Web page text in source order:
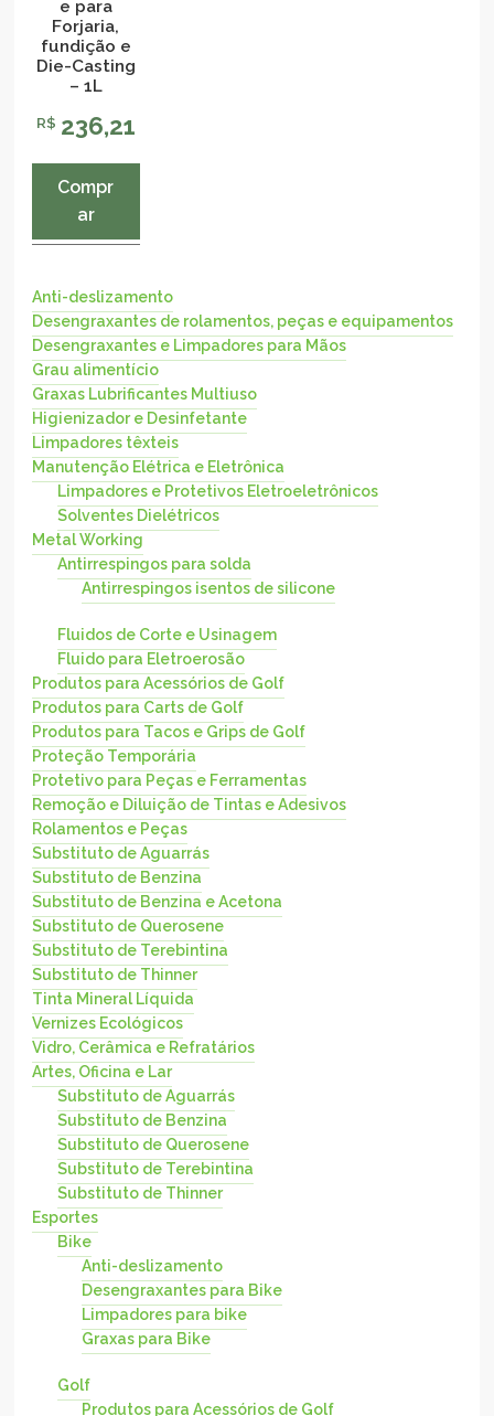
e para
Forjaria,
fundição e
Die-Casting
– 1L
R$ 236,21
Compr
ar
Anti-deslizamento
Desengraxantes de rolamentos, peças e equipamentos
Desengraxantes e Limpadores para Mãos
Grau alimentício
Graxas Lubrificantes Multiuso
Higienizador e Desinfetante
Limpadores têxteis
Manutenção Elétrica e Eletrônica
Limpadores e Protetivos Eletroeletrônicos
Solventes Dielétricos
Metal Working
Antirrespingos para solda
Antirrespingos isentos de silicone
Fluidos de Corte e Usinagem
Fluido para Eletroerosão
Produtos para Acessórios de Golf
Produtos para Carts de Golf
Produtos para Tacos e Grips de Golf
Proteção Temporária
Protetivo para Peças e Ferramentas
Remoção e Diluição de Tintas e Adesivos
Rolamentos e Peças
Substituto de Aguarrás
Substituto de Benzina
Substituto de Benzina e Acetona
Substituto de Querosene
Substituto de Terebintina
Substituto de Thinner
Tinta Mineral Líquida
Vernizes Ecológicos
Vidro, Cerâmica e Refratários
Artes, Oficina e Lar
Substituto de Aguarrás
Substituto de Benzina
Substituto de Querosene
Substituto de Terebintina
Substituto de Thinner
Esportes
Bike
Anti-deslizamento
Desengraxantes para Bike
Limpadores para bike
Graxas para Bike
Golf
Produtos para Acessórios de Golf